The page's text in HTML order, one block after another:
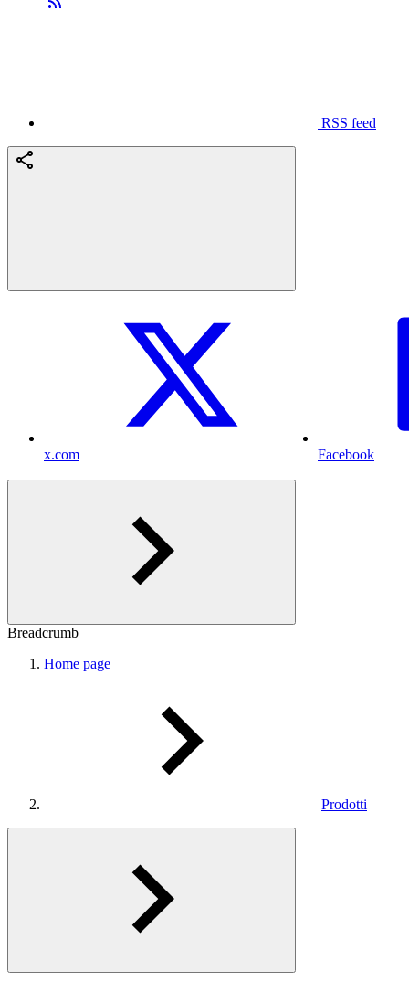
RSS feed
x.com Facebook
Breadcrumb
Home page
Prodotti